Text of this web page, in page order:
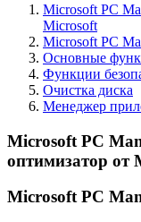
Microsoft PC
Microsoft
Microsoft PC
Основные
Функции
Очистка диска
Менеджер
Microsoft PC
оптимизатор от
Microsoft PC